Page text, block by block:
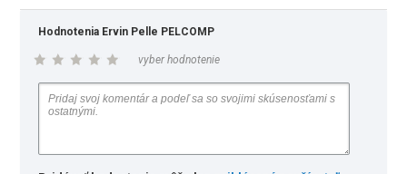
Hodnotenia Ervin Pelle PELCOMP
vyber hodnotenie